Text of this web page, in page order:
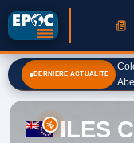
DERNIÈRE ACTUALITÉ
ILES